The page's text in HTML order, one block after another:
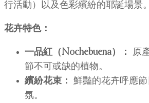
行活動）以及色彩繽紛的耶誕場景。
花卉特色：
一品紅（Nochebuena）：
原
節不可或缺的植物。
繽紛花束：
鮮豔的花卉呼應
氛。